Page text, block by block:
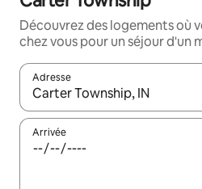
Découvrez des logements où
chez vous pour un séjour d'un
Adresse
Lorsque les résultats
Arrivée